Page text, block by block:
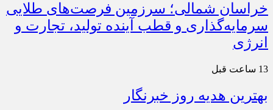
خراسان شمالی؛ سرزمین فرصت‌های طلایی
سرمایه‌گذاری و قطب آینده تولید، تجارت و
انرژی
13 ساعت قبل
بهترین هدیه روز خبرنگار